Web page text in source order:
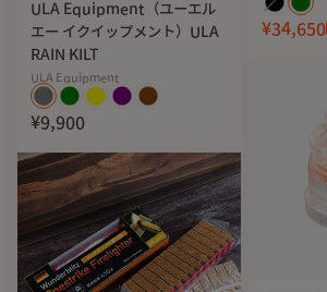
ULA Equipment（ユーエル
エー イクイップメント）ULA
RAIN KILT
ULA Equipment
¥9,900
¥34,650